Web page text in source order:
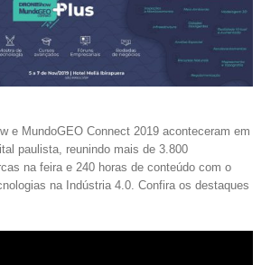
e MundoGEO Connect 2019 aconteceram em
paulista, reunindo mais de 3.800
na feira e 240 horas de conteúdo com o
na Indústria 4.0. Confira os destaques